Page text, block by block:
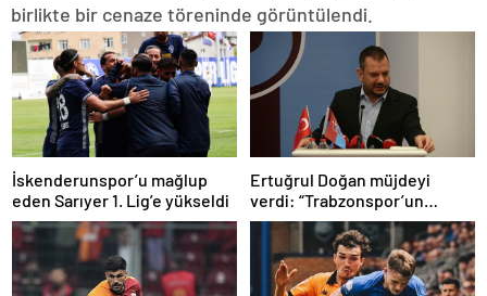
birlikte bir cenaze töreninde görüntülendi.
İskenderunspor’u mağlup
eden Sarıyer 1. Lig’e yükseldi
Ertuğrul Doğan müjdeyi
verdi: “Trabzonspor’un
tarihini toptan
değiştireceğine
inanıyorum…”